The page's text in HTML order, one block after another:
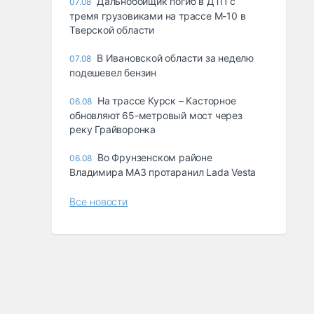
тремя грузовиками на трассе М-10 в
Тверской области
07.08 В Ивановской области за неделю
подешевел бензин
06.08 На трассе Курск – Касторное
обновляют 65-метровый мост через
реку Грайворонка
06.08 Во Фрунзенском районе
Владимира МАЗ протаранил Lada Vesta
Все новости